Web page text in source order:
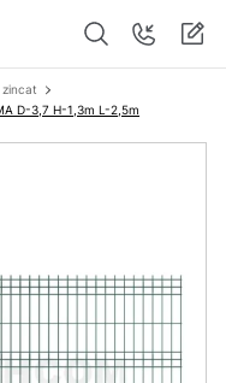
D-3,7 H-1,3m L-2,5m